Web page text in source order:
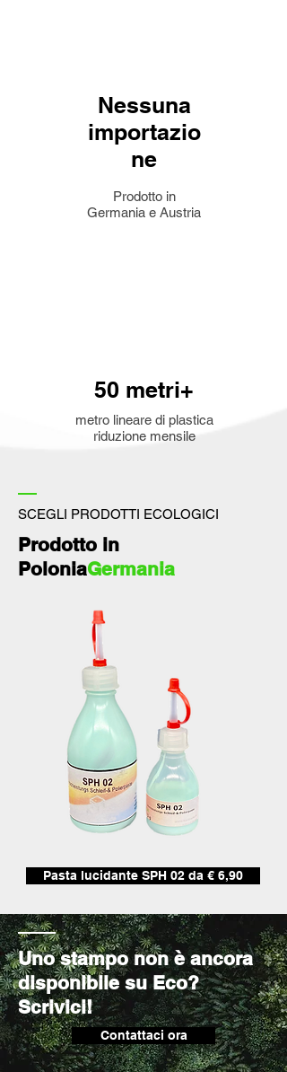
Nessuna
importazio
ne
Prodotto in
Germania e Austria
50 metri+
metro lineare di plastica
riduzione mensile
SCEGLI PRODOTTI ECOLOGICI
Prodotto in
PoloniaGermania
Pasta lucidante SPH 02 da € 6,90
Uno stampo non è ancora
disponibile su Eco?
Scrivici!
Contattaci ora